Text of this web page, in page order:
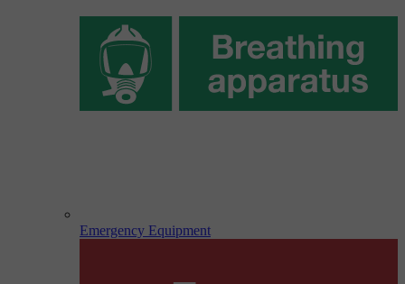
Emergency Equipment